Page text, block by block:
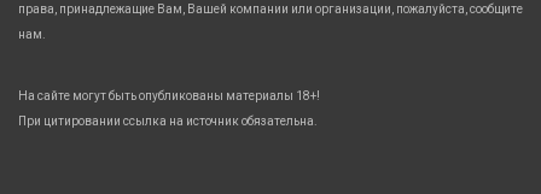
права, принадлежащие Вам, Вашей компании или организации, пожалуйста, сообщите
нам.
На сайте могут быть опубликованы материалы 18+!
При цитировании ссылка на источник обязательна.